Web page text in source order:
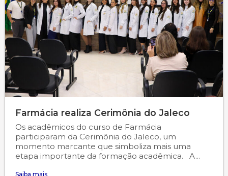
Farmácia realiza Cerimônia do Jaleco
Os acadêmicos do curso de Farmácia
participaram da Cerimônia do Jaleco, um
momento marcante que simboliza mais uma
etapa importante da formação acadêmica. A...
Saiba mais